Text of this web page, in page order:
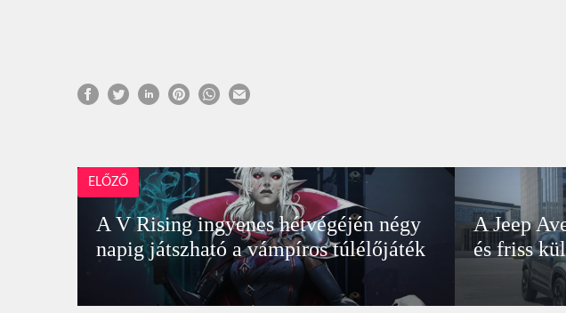
ELŐZŐ
A V Rising ingyenes hétvégéjén négy
napig játszható a vámpíros túlélőjáték
A Jeep
és friss